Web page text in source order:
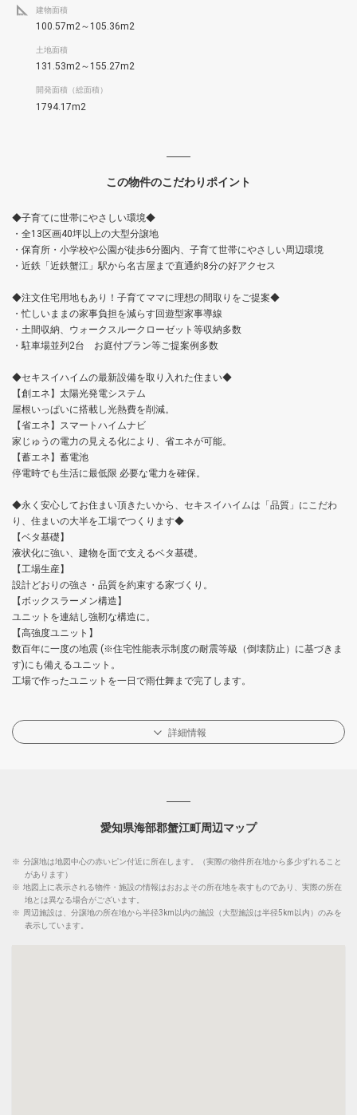
建物面積
100.57m2～105.36m2
土地面積
131.53m2～155.27m2
開発面積（総面積）
1794.17m2
この物件のこだわりポイント
◆子育てに世帯にやさしい環境◆
・全13区画40坪以上の大型分譲地
・保育所・小学校や公園が徒歩6分圏内、子育て世帯にやさしい周辺環境
・近鉄「近鉄蟹江」駅から名古屋まで直通約8分の好アクセス
◆注文住宅用地もあり！子育てママに理想の間取りをご提案◆
・忙しいままの家事負担を減らす回遊型家事導線
・土間収納、ウォークスルークローゼット等収納多数
・駐車場並列2台 お庭付プラン等ご提案例多数
◆セキスイハイムの最新設備を取り入れた住まい◆
【創エネ】太陽光発電システム
屋根いっぱいに搭載し光熱費を削減。
【省エネ】スマートハイムナビ
家じゅうの電力の見える化により、省エネが可能。
【蓄エネ】蓄電池
停電時でも生活に最低限 必要な電力を確保。
◆永く安心してお住まい頂きたいから、セキスイハイムは「品質」にこだわ
り、住まいの大半を工場でつくります◆
【ベタ基礎】
液状化に強い、建物を面で支えるベタ基礎。
【工場生産】
設計どおりの強さ・品質を約束する家づくり。
【ボックスラーメン構造】
ユニットを連結し強靭な構造に。
【高強度ユニット】
数百年に一度の地震 (※住宅性能表示制度の耐震等級（倒壊防止）に基づきま
す)にも備えるユニット。
工場で作ったユニットを一日で雨仕舞まで完了します。
詳細情報
愛知県海部郡蟹江町周辺マップ
※ 分譲地は地図中心の赤いピン付近に所在します。（実際の物件所在地から多少ずれること
があります）
※ 地図上に表示される物件・施設の情報はおおよその所在地を表すものであり、実際の所在
地とは異なる場合がございます。
※
周辺施設は、分譲地の所在地から半径3km以内の施設（大型施設は半径5km以内）のみを
表示しています。